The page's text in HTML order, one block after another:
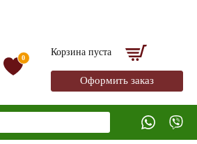
0
Корзина пуста
Оформить заказ